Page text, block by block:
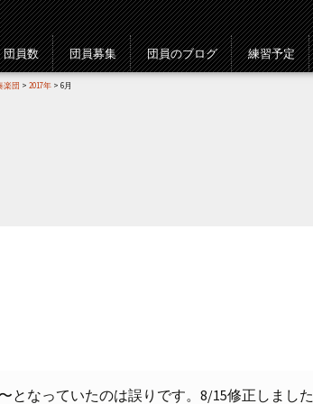
団員数 団員募集 団員のブログ 練習予定
楽団 > 2017年 > 6月
となっていたのは誤りです。8/15修正しまし